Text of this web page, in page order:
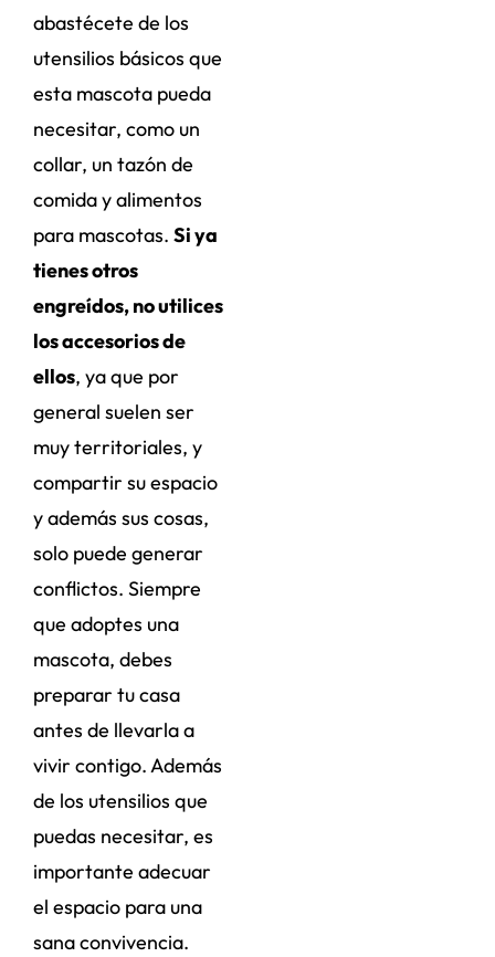
abastécete de los
utensilios básicos que
esta mascota pueda
necesitar, como un
collar, un tazón de
comida y alimentos
para mascotas. Si ya
tienes otros
engreídos, no utilices
los accesorios de
ellos, ya que por
general suelen ser
muy territoriales, y
compartir su espacio
y además sus cosas,
solo puede generar
conflictos. Siempre
que adoptes una
mascota, debes
preparar tu casa
antes de llevarla a
vivir contigo. Además
de los utensilios que
puedas necesitar, es
importante adecuar
el espacio para una
sana convivencia.